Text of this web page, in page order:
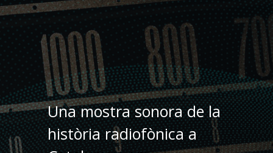
Una mostra sonora de la
història radiofònica a